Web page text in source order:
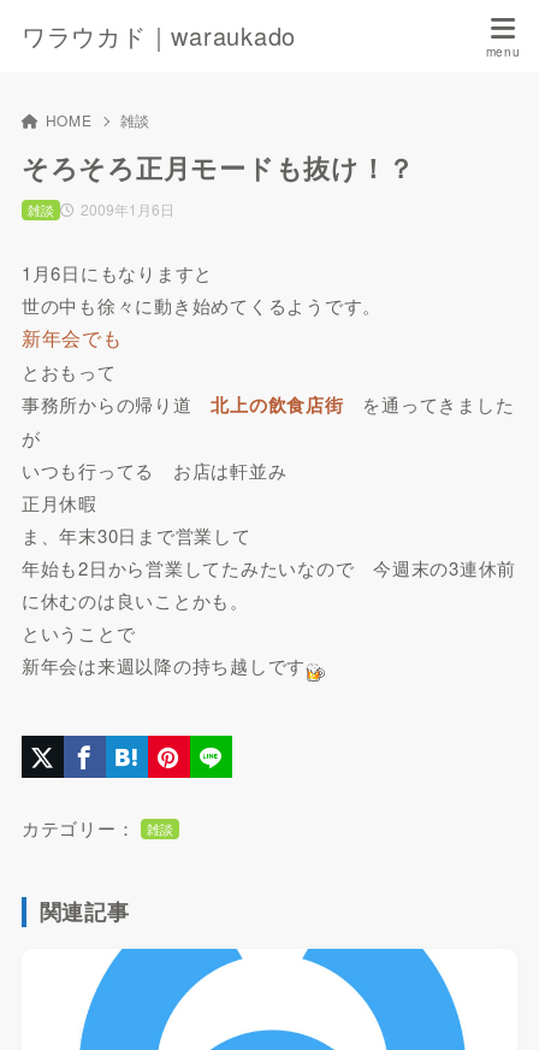
ワラウカド｜waraukado
HOME 雑談
そろそろ正月モードも抜け！？
2009年1月6日
雑談
1月6日にもなりますと
世の中も徐々に動き始めてくるようです。
新年会でも
とおもって
事務所からの帰り道北上の飲食店街 を通ってきました
が
いつも行ってる お店は軒並み
正月休暇
ま、年末30日まで営業して
年始も2日から営業してたみたいなので 今週末の3連休前
に休むのは良いことかも。
ということで
新年会は来週以降の持ち越しです
カテゴリー： 雑談
関連記事